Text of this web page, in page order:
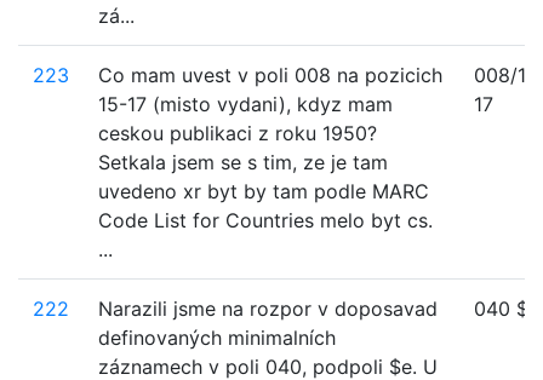
zá...
223
Co mam uvest v poli 008 na pozicich
15-17 (misto vydani), kdyz mam
ceskou publikaci z roku 1950?
Setkala jsem se s tim, ze je tam
uvedeno xr byt by tam podle MARC
Code List for Countries melo byt cs.
...
008/
17
222
Narazili jsme na rozpor v doposavad
definovaných minimalních
záznamech v poli 040, podpoli $e. U
040 $e